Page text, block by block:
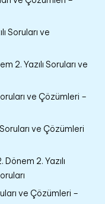
Soruları ve
2. Yazılı Soruları ve
ve Çözümleri –
Soruları ve Çözümleri
Dönem 2. Yazılı
ve Çözümleri –